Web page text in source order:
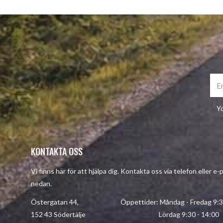
KONTAKTA OSS
Vi finns här för att hjälpa dig. Kontakta oss via telefon eller e-
nedan.
Östergatan 44, Öppettider: Måndag - Fredag
152 43 Södertälje Lördag 9:30 - 14:00